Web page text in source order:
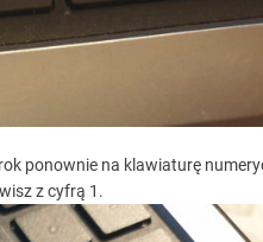
ponownie na klawiaturę
z cyfrą 1.